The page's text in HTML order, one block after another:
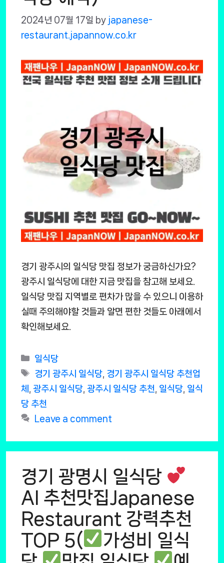
2024년 07월 17일 by japanese-
restaurant.japannow.co.kr
경기 광주시의 일식당 맛집 정보가 궁금하신가요?
광주시 일식당에 대한 지금 맛집을 참고해 보세요.
일식당 맛집 지역별로 편차가 많을 수 있으니 이용하
실때 주의해야할 것들과 알면 편한 것들도 아래에서
확인해보세요.
Categories
일식당
Tags
경기 광주시 일식당 경기 광주시 일식당 추천업
체
광주시 일식당 광주시 일식당 추천 일식당 일식
당 추천
Leave a comment
경기 광명시 일식당
AI 추천맛집Japanese
Restaurant 강력추천
TOP 5(
가성비 일식